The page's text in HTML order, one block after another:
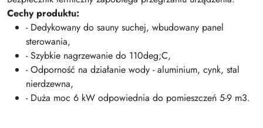
Cechy produktu:
- Dedykowany do sauny suchej, wbudowany panel
sterowania,
- Szybkie nagrzewanie do 110deg;C,
- Odporność na działanie wody - aluminium, cynk, stal
nierdzewna,
- Duża moc 6 kW odpowiednia do pomieszczeń 5-9 m3.